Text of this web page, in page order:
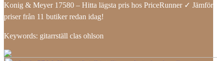
Konig & Meyer 17580 – Hitta lägsta pris hos PriceRunner ✓ Jämför
priser från 11 butiker redan idag!
Keywords: gitarrställ clas ohlson